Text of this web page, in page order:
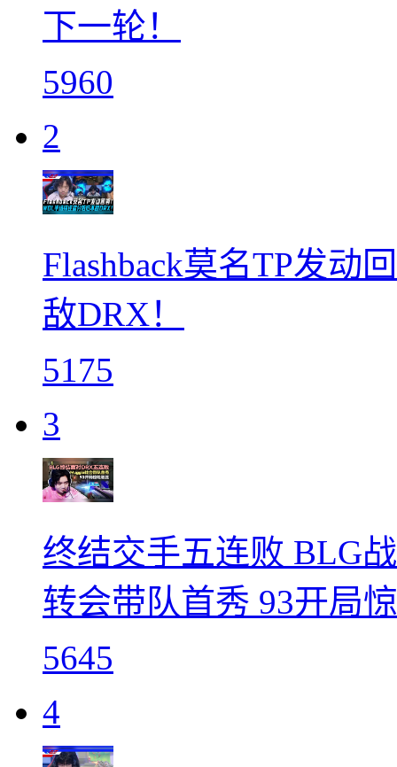
下一轮！
5960
2
Flashback莫名TP发动
敌DRX！
5175
3
终结交手五连败 BLG
转会带队首秀 93开局
5645
4